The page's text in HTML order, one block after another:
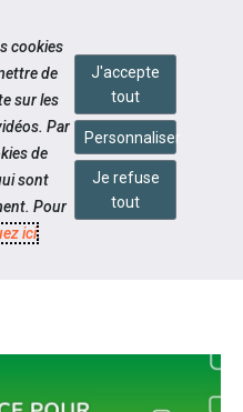
cookies
de
sur les
Par
de
sont
Pour
ici.
J'accepte
tout
Personnaliser
Je refuse
tout